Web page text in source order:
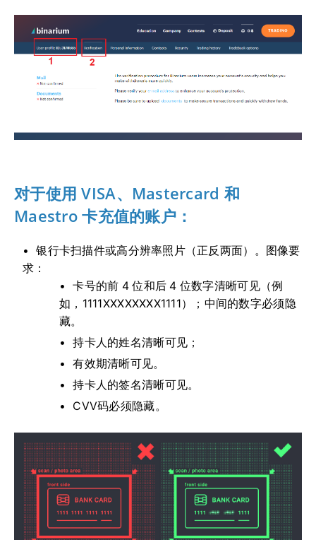
对于使用 VISA、Mastercard 和
Maestro 卡充值的账户：
银行卡扫描件或高分辨率照片（正反两面）。图像要
求：
卡号的前 4 位和后 4 位数字清晰可见（例
如，1111XXXXXXXX1111）；中间的数字必须隐
藏。
持卡人的姓名清晰可见；
有效期清晰可见。
持卡人的签名清晰可见。
CVV码必须隐藏。